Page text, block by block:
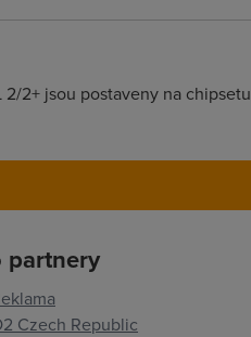
2+ jsou postaveny na chipsetu
partnery
Czech Republic